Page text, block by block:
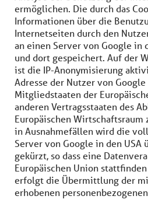
ermöglichen. Die durch das
Informationen über die
Internetseiten durch den
an einen Server von Google in
und dort gespeichert. Auf der
ist die IP-Anonymisierung
Adresse der Nutzer von
Mitgliedstaaten der
anderen Vertragsstaaten des
Europäischen
in Ausnahmefällen wird die
Server von Google in den
gekürzt, so dass eine
Europäischen Union
erfolgt die Übermittlung der
erhobenen